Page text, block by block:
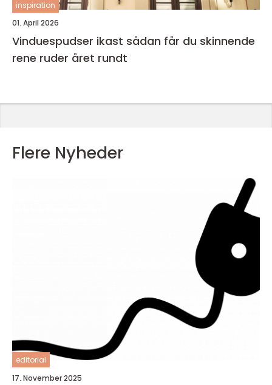
inspiration
01. April 2026
Vinduespudser ikast sådan får du skinnende
rene ruder året rundt
Flere Nyheder
editorial
17. November 2025